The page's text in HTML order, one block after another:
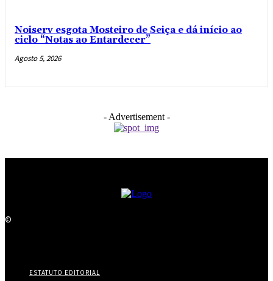
Noiserv esgota Mosteiro de Seiça e dá início ao
ciclo “Notas ao Entardecer”
Agosto 5, 2026
- Advertisement -
©
ESTATUTO EDITORIAL